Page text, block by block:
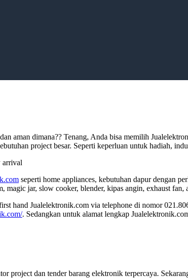
aman dimana?? Tenang, Anda bisa memilih
project besar. Seperti keperluan untuk hadiah,
seperti home appliances, kebutuhan dapur dengan
jar, slow cooker, blender, kipas angin, exhaust
hand Jualelektronik.com via telephone di nomor
. Sedangkan untuk alamat lengkap
project dan tender barang elektronik terpercaya.